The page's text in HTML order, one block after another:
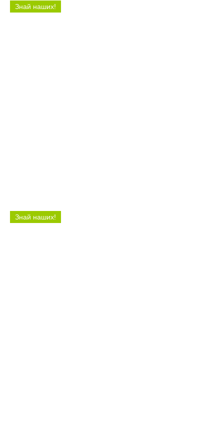
Знай наших!
Знай наших!